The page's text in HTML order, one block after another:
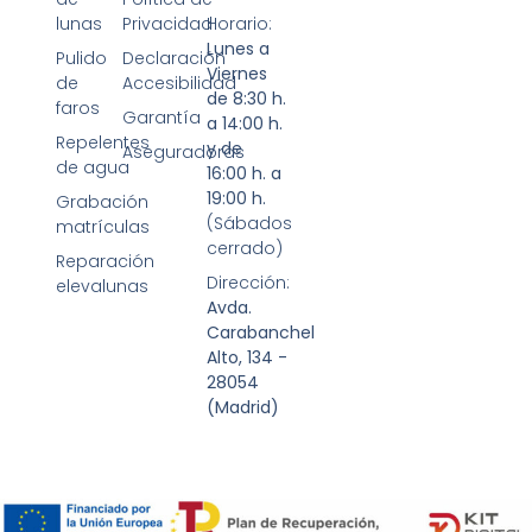
lunas
Pulido
de
faros
Repelentes
de agua
Grabación
matrículas
Reparación
elevalunas
Privacidad
Declaración
Accesibilidad
Garantía
Aseguradoras
Horario:
Lunes a
Viernes
de 8:30 h.
a 14:00 h.
y de
16:00 h. a
19:00 h.
(Sábados
cerrado)
Dirección:
Avda.
Carabanchel
Alto, 134 -
28054
(Madrid)